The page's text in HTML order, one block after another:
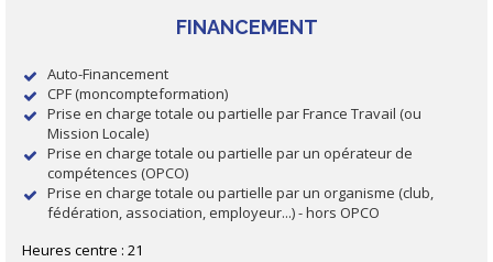
FINANCEMENT
Auto-Financement
CPF (moncompteformation)
Prise en charge totale ou partielle par France Travail (ou
Mission Locale)
Prise en charge totale ou partielle par un opérateur de
compétences (OPCO)
Prise en charge totale ou partielle par un organisme (club,
fédération, association, employeur...) - hors OPCO
Heures centre : 21